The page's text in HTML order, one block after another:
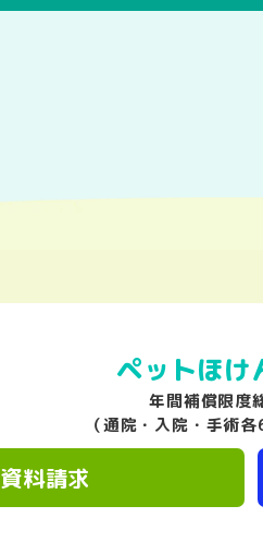
ペットほけ
年間補償限度
（通院・入院・手術
資料請求